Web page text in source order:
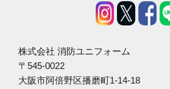
株式会社 消防ユニフォーム
〒545-0022
大阪市阿倍野区播磨町1-14-18